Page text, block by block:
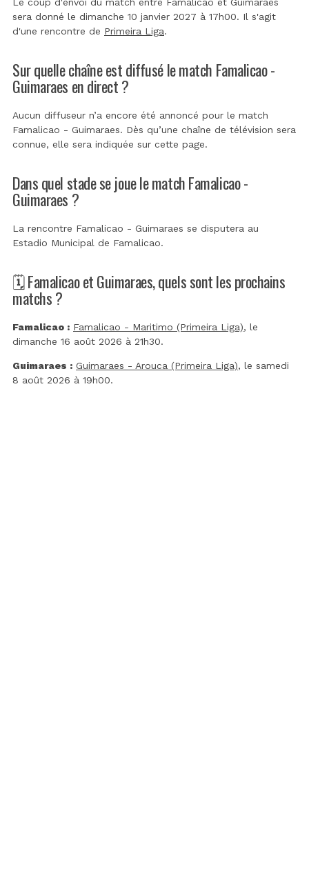
sera donné le dimanche 10 janvier 2027 à 17h00. Il s'agit
d'une rencontre de Primeira Liga.
Sur quelle chaîne est diffusé le match Famalicao -
Guimaraes en direct ?
Aucun diffuseur n’a encore été annoncé pour le match
Famalicao - Guimaraes. Dès qu’une chaîne de télévision sera
connue, elle sera indiquée sur cette page.
Dans quel stade se joue le match Famalicao -
Guimaraes ?
La rencontre Famalicao - Guimaraes se disputera au
Estadio Municipal de Famalicao.
🗓️ Famalicao et Guimaraes, quels sont les prochains
matchs ?
Famalicao : Famalicao - Maritimo (Primeira Liga), le
dimanche 16 août 2026 à 21h30.
Guimaraes : Guimaraes - Arouca (Primeira Liga), le samedi
8 août 2026 à 19h00.